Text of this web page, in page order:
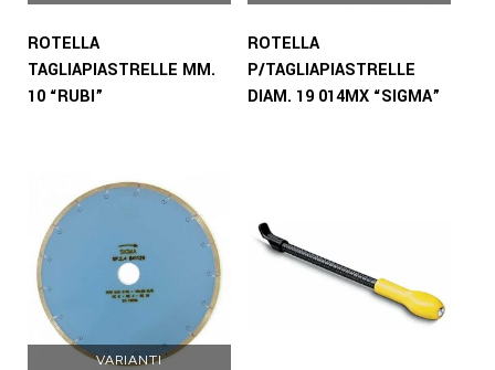
ROTELLA
TAGLIAPIASTRELLE MM.
10 “RUBI”
ROTELLA
P/TAGLIAPIASTRELLE
DIAM. 19 014MX “SIGMA”
VARIANTI